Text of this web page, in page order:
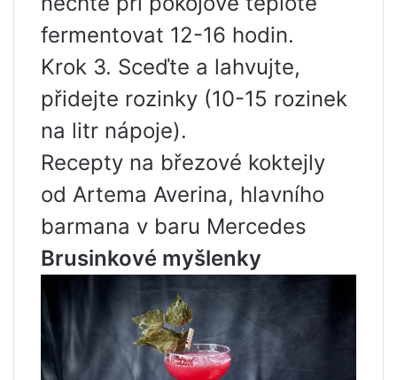
fermentovat 12-16 hodin.
Krok 3. Sceďte a lahvujte,
přidejte rozinky (10-15 rozinek
na litr nápoje).
Recepty na březové koktejly
od Artema Averina, hlavního
barmana v baru Mercedes
Brusinkové myšlenky